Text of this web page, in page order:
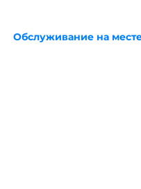
Обслуживание на